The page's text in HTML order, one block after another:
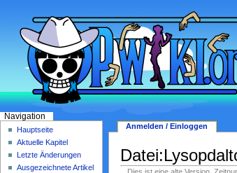
Anmelden / Einloggen
Navigation
Hauptseite
Aktuelle Kapitel
Letzte Änderungen
Ausgezeichnete Artikel